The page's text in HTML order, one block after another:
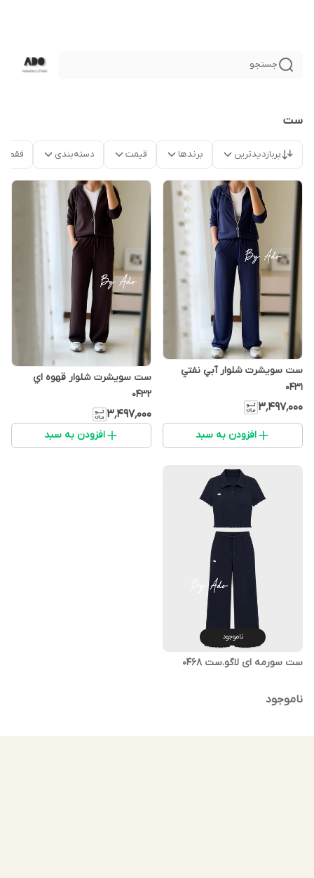
جستجو
ست
پربازدیدترین برندها قیمت دسته‌بندی فقط
ست سويشرت شلوار آبي نفتي
0431
۳٬۴۹۷٬۰۰۰
افزودن به سبد
ست سويشرت شلوار قهوه اي
0432
۳٬۴۹۷٬۰۰۰
افزودن به سبد
ناموجود
ست سورمه ای لاگو.ست 0468
ناموجود